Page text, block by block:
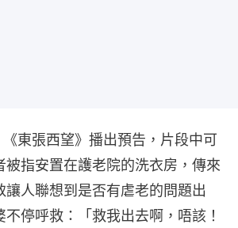
東張西望》播出預告，片段中可
被指安置在護老院的洗衣房，傳來
讓人聯想到是否有虐老的問題出
停呼救：「救我出去啊，唔該！